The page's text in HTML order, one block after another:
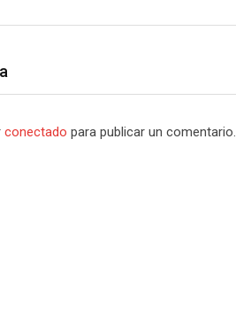
conectado para publicar un comentario.